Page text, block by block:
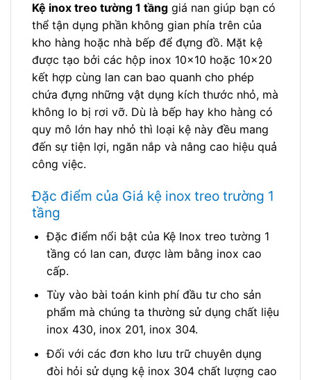
Kệ inox treo tường 1 tầng giá nan giúp bạn có
thể tận dụng phần không gian phía trên của
kho hàng hoặc nhà bếp để đựng đồ. Mặt kệ
được tạo bởi các hộp inox 10×10 hoặc 10×20
kết hợp cùng lan can bao quanh cho phép
chứa đựng những vật dụng kích thước nhỏ, mà
không lo bị rơi vỡ. Dù là bếp hay kho hàng có
quy mô lớn hay nhỏ thì loại kệ này đều mang
đến sự tiện lợi, ngăn nắp và nâng cao hiệu quả
công việc.
Đặc điểm của Giá kệ inox treo trường 1
tầng
Đặc điểm nổi bật của Kệ Inox treo tường 1
tầng có lan can, được làm bằng inox cao
cấp.
Tùy vào bài toán kinh phí đầu tư cho sản
phẩm mà chúng ta thường sử dụng chất liệu
inox 430, inox 201, inox 304.
Đối với các đơn kho lưu trữ chuyên dụng
đòi hỏi sử dụng kệ inox 304 chất lượng cao